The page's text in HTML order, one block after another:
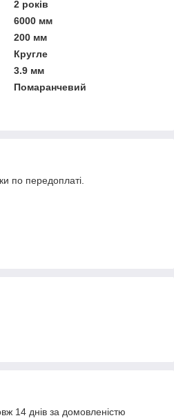
2 років
6000 мм
200 мм
Кругле
3.9 мм
Помаранчевий
по передоплаті.
14 днів за домовленістю